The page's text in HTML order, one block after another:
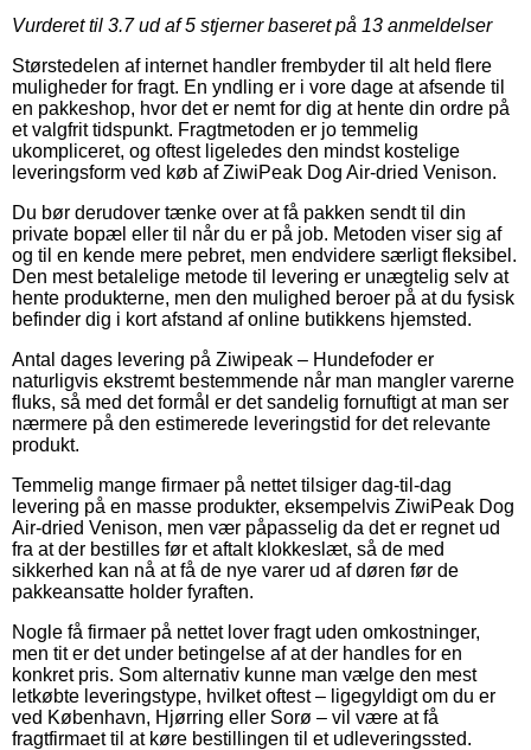
Vurderet til 3.7ud af 5 stjerner baseret på 13 anmeldelser
Størstedelen af internet handler frembyder til alt held flere
muligheder for fragt. En yndling er i vore dage at afsende til
en pakkeshop, hvor det er nemt for dig at hente din ordre på
et valgfrit tidspunkt. Fragtmetoden er jo temmelig
ukompliceret, og oftest ligeledes den mindst kostelige
leveringsform ved køb af ZiwiPeak Dog Air-dried Venison.
Du bør derudover tænke over at få pakken sendt til din
private bopæl eller til når du er på job. Metoden viser sig af
og til en kende mere pebret, men endvidere særligt fleksibel.
Den mest betalelige metode til levering er unægtelig selv at
hente produkterne, men den mulighed beroer på at du fysisk
befinder dig i kort afstand af online butikkens hjemsted.
Antal dages levering på Ziwipeak – Hundefoder er
naturligvis ekstremt bestemmende når man mangler varerne
fluks, så med det formål er det sandelig fornuftigt at man ser
nærmere på den estimerede leveringstid for det relevante
produkt.
Temmelig mange firmaer på nettet tilsiger dag-til-dag
levering på en masse produkter, eksempelvis ZiwiPeak Dog
Air-dried Venison, men vær påpasselig da det er regnet ud
fra at der bestilles før et aftalt klokkeslæt, så de med
sikkerhed kan nå at få de nye varer ud af døren før de
pakkeansatte holder fyraften.
Nogle få firmaer på nettet lover fragt uden omkostninger,
men tit er det under betingelse af at der handles for en
konkret pris. Som alternativ kunne man vælge den mest
letkøbte leveringstype, hvilket oftest – ligegyldigt om du er
ved København, Hjørring eller Sorø – vil være at få
fragtfirmaet til at køre bestillingen til et udleveringssted.